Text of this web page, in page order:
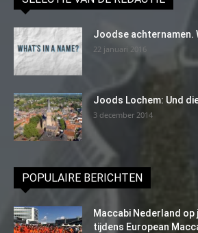
Joodse achternamen.
22 januari 2016
Joods Lochem: Und
3 december 2014
POPULAIRE BERICHTEN
Maccabi Nederland op
tijdens European